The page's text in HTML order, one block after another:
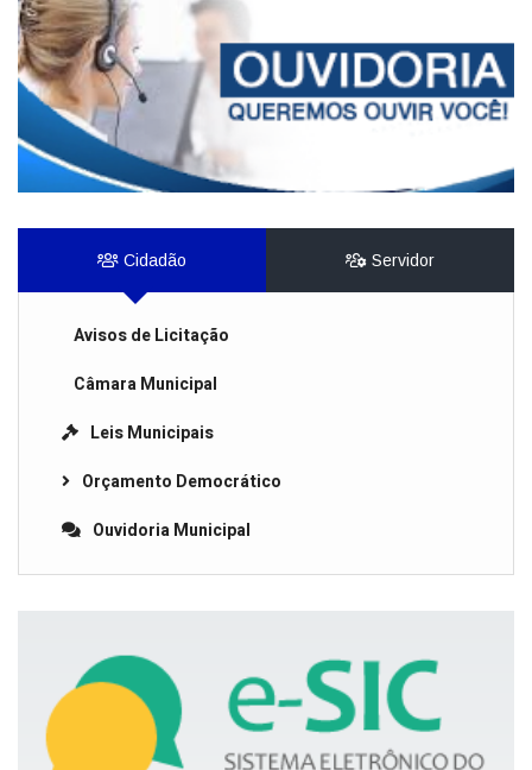
Cidadão Servidor
Avisos de Licitação
Câmara Municipal
Leis Municipais
Orçamento Democrático
Ouvidoria Municipal